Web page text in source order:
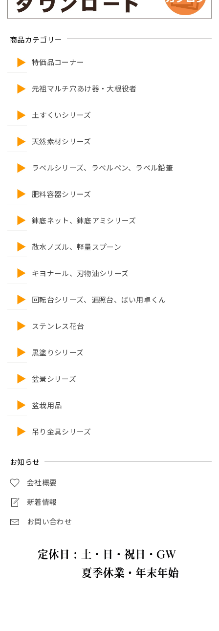
商品カテゴリー
特価品コーナー
元祖マルチ穴あけ器・大根役者
土すくいシリーズ
天然素材シリーズ
ラベルシリーズ、ラベルペン、ラベル鉛筆
肥料容器シリーズ
鉢底ネット、鉢底アミシリーズ
散水ノズル、軽量スプーン
キヨナール、刃物油シリーズ
回転台シリーズ、遍照台、ばい用卓くん
ステンレス花台
黒塗りシリーズ
盆景シリーズ
盆栽用品
吊り金具シリーズ
お知らせ
会社概要
新着情報
お問い合わせ